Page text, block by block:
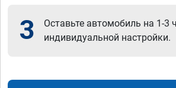
3
Оставьте автомобиль на 1-3
индивидуальной настройки.